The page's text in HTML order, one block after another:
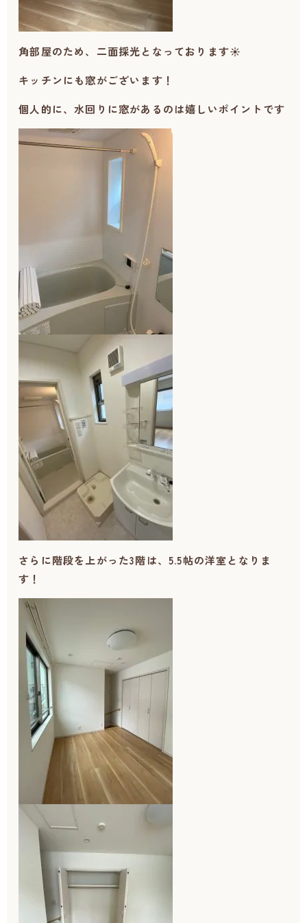
角部屋のため、二面採光となっております☀
キッチンにも窓がございます！
個人的に、水回りに窓があるのは嬉しいポイントです
さらに階段を上がった3階は、5.5帖の洋室となりま
す！